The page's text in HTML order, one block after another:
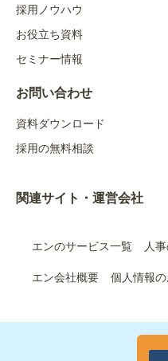
採用ノウハウ
お役立ち資料
セミナー情報
お問い合わせ
資料ダウンロード
採用の無料相談
関連サイト・運営会社
エンのサービス一覧 人
エン会社概要 個人情報